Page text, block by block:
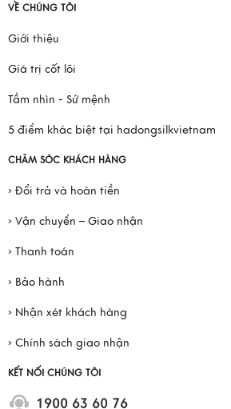
VỀ CHÚNG TÔI
Giới thiệu
Giá trị cốt lõi
Tầm nhìn - Sứ mệnh
5 điểm khác biệt tại hadongsilkvietnam
CHĂM SÓC KHÁCH HÀNG
› Đổi trả và hoàn tiền
› Vận chuyển – Giao nhận
› Thanh toán
› Bảo hành
› Nhận xét khách hàng
› Chính sách giao nhận
KẾT NỐI CHÚNG TÔI
1900 63 60 76